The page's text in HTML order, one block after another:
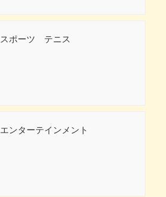
スポーツ テニス
エンターテインメント